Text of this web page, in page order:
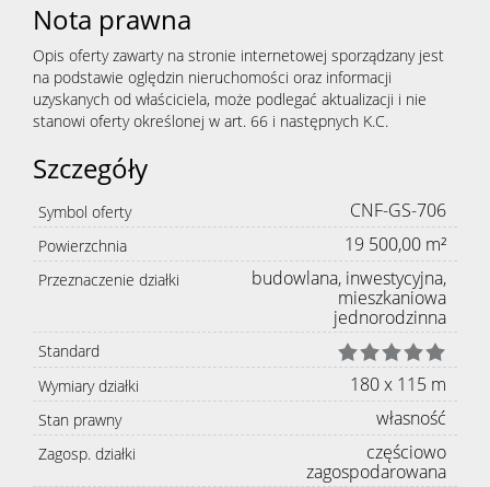
Nota prawna
Opis oferty zawarty na stronie internetowej sporządzany jest
na podstawie oględzin nieruchomości oraz informacji
uzyskanych od właściciela, może podlegać aktualizacji i nie
stanowi oferty określonej w art. 66 i następnych K.C.
Szczegóły
Symbol oferty CNF-GS-706
Powierzchnia 19 500,00 m²
Przeznaczenie działki
budowlana, inwestycyjna,
mieszkaniowa
jednorodzinna
Standard
Wymiary działki
180 x 115 m
Stan prawny własność
Zagosp. działki
częściowo
zagospodarowana